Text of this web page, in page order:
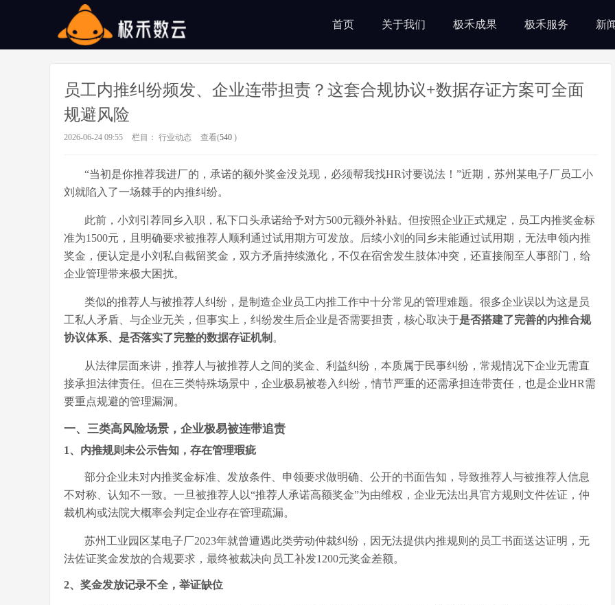
首页 关于我们 极禾成果 极禾服务 新
员工内推纠纷频发、企业连带担责？这套合规协议+数据存证方案可全面
规避风险
2026-06-24 09:55 栏目： 行业动态 查看(540 )
“当初是你推荐我进厂的，承诺的额外奖金没兑现，必须帮我找HR讨要说法！”近期，苏州某电子厂员工小
刘就陷入了一场棘手的内推纠纷。
此前，小刘引荐同乡入职，私下口头承诺给予对方500元额外补贴。但按照企业正式规定，员工内推奖金标
准为1500元，且明确要求被推荐人顺利通过试用期方可发放。后续小刘的同乡未能通过试用期，无法申领内推
奖金，便认定是小刘私自截留奖金，双方矛盾持续激化，不仅在宿舍发生肢体冲突，还直接闹至人事部门，给
企业管理带来极大困扰。
类似的推荐人与被推荐人纠纷，是制造企业员工内推工作中十分常见的管理难题。很多企业误以为这是员
工私人矛盾、与企业无关，但事实上，纠纷发生后企业是否需要担责，核心取决于是否搭建了完善的内推合规
协议体系、是否落实了完整的数据存证机制 。
从法律层面来讲，推荐人与被推荐人之间的奖金、利益纠纷，本质属于民事纠纷，常规情况下企业无需直
接承担法律责任。但在三类特殊场景中，企业极易被卷入纠纷，情节严重的还需承担连带责任，也是企业HR需
要重点规避的管理漏洞。
一、三类高风险场景，企业极易被连带追责
1、内推规则未公示告知，存在管理瑕疵
部分企业未对内推奖金标准、发放条件、申领要求做明确、公开的书面告知，导致推荐人与被推荐人信息
不对称、认知不一致。一旦被推荐人以“推荐人承诺高额奖金”为由维权，企业无法出具官方规则文件佐证，仲
裁机构或法院大概率会判定企业存在管理疏漏。
苏州工业园区某电子厂2023年就曾遭遇此类劳动仲裁纠纷，因无法提供内推规则的员工书面送达证明，无
法佐证奖金发放的合规要求，最终被裁决向员工补发1200元奖金差额。
2、奖金发放记录不全，举证缺位